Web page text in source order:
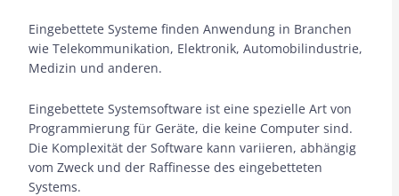
Eingebettete Systeme finden Anwendung in Branchen
wie Telekommunikation, Elektronik, Automobilindustrie,
Medizin und anderen.
Eingebettete Systemsoftware ist eine spezielle Art von
Programmierung für Geräte, die keine Computer sind.
Die Komplexität der Software kann variieren, abhängig
vom Zweck und der Raffinesse des eingebetteten
Systems.